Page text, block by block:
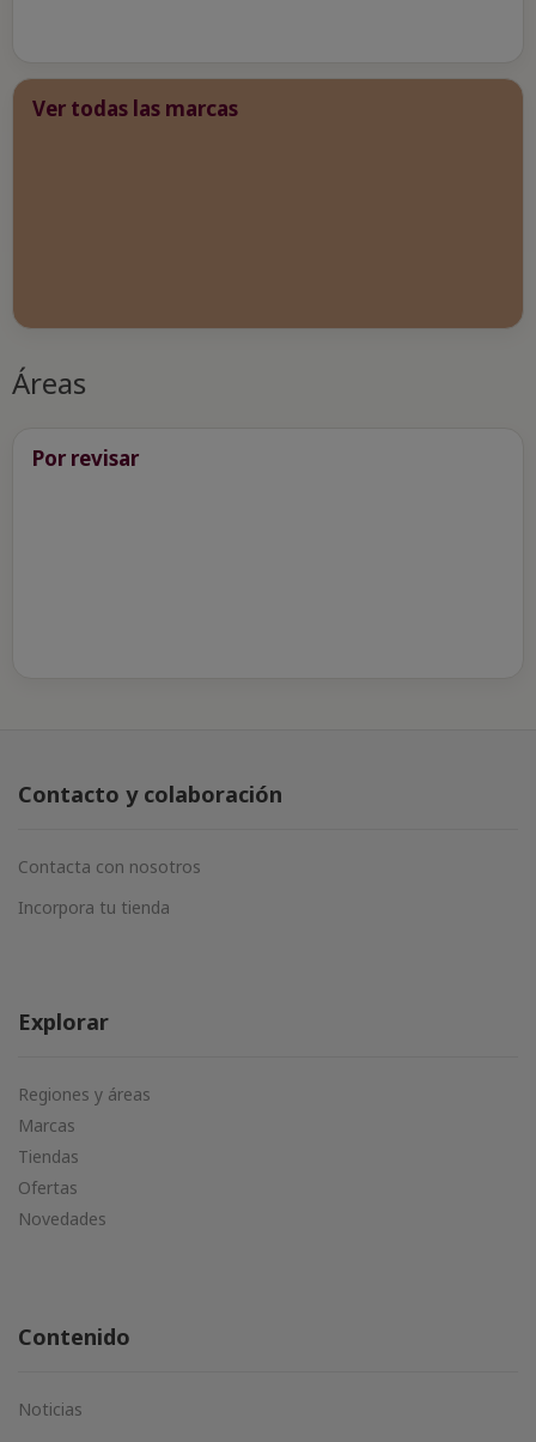
Ver todas las marcas
Áreas
Por revisar
Contacto y colaboración
Contacta con nosotros
Incorpora tu tienda
Explorar
Regiones y áreas
Marcas
Tiendas
Ofertas
Novedades
Contenido
Noticias